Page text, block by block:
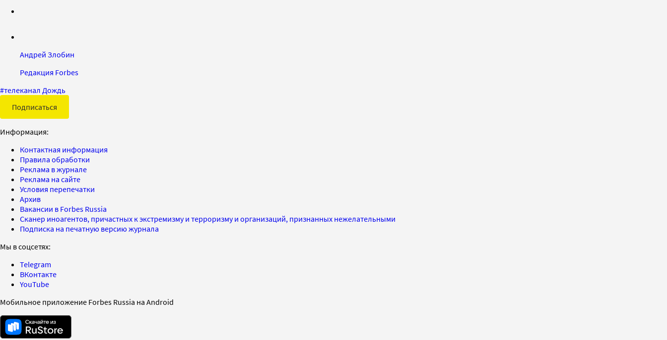
Андрей Злобин
Редакция Forbes
#телеканал Дождь
Подписаться
Информация:
Контактная информация
Правила обработки
Реклама в журнале
Реклама на сайте
Условия перепечатки
Архив
Вакансии в Forbes Russia
Сканер иноагентов, причастных к экстремизму и терроризму и организаций, признанных нежелательными
Подписка на печатную версию журнала
Мы в соцсетях:
Telegram
ВКонтакте
YouTube
Мобильное приложение Forbes Russia на Android